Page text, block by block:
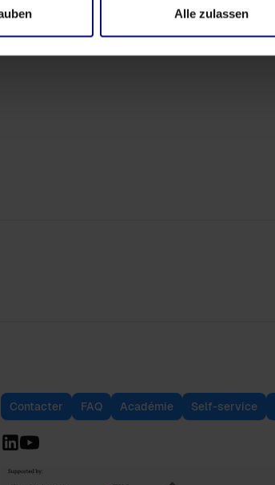
Alle zulassen
Contacter FAQ Académie Self-service